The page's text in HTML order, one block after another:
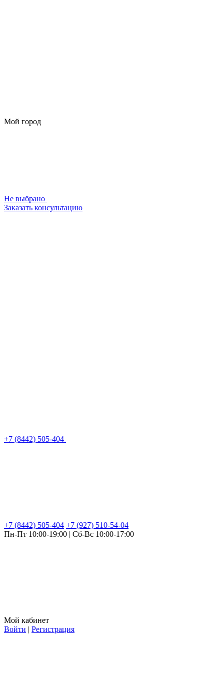
Мой город
Не выбрано
Заказать консультацию
+7 (8442) 505-404
+7 (8442) 505-404 +7 (927) 510-54-04
Пн-Пт 10:00-19:00 | Сб-Вс 10:00-17:00
Мой кабинет
Войти | Регистрация